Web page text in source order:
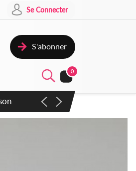
Se Connecter
S'abonner
0